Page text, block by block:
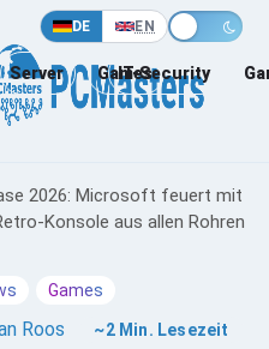
DE EN
Server Games
IT-Security
2026: Microsoft feuert mit
Konsole aus allen Rohren
Games
Roos ~2 Min. Lesezeit